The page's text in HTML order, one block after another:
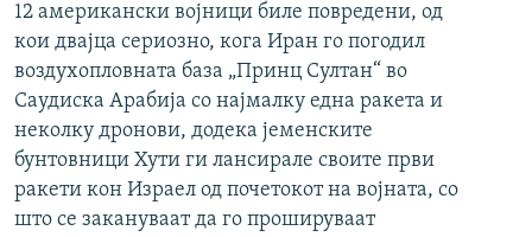
12 американски војници биле повредени, од
кои двајца сериозно, кога Иран го погодил
воздухопловната база „Принц Султан“ во
Саудиска Арабија со најмалку една ракета и
неколку дронови, додека јеменските
бунтовници Хути ги лансирале своите први
ракети кон Израел од почетокот на војната, со
што се закануваат да го прошируваат